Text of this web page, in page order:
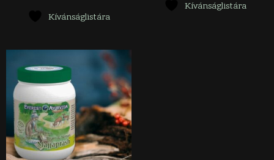
Kívánságlistára
Kívánságlistára